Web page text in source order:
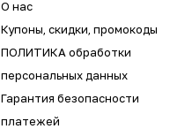
О нас
Купоны, скидки, промокоды
ПОЛИТИКА обработки
персональных данных
Гарантия безопасности
платежей